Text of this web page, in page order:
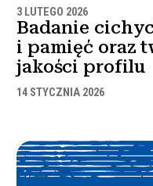
3 LUTEGO 2026
Badanie
i pamięć oraz
jakości profilu
14 STYCZNIA 2026